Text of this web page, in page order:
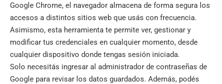
Google Chrome, el navegador almacena de forma segura los
accesos a distintos sitios web que usás con frecuencia.
Asimismo, esta herramienta te permite ver, gestionar y
modificar tus credenciales en cualquier momento, desde
cualquier dispositivo donde tengas sesión iniciada.
Solo necesitás ingresar al administrador de contraseñas de
Google para revisar los datos guardados. Además, podés